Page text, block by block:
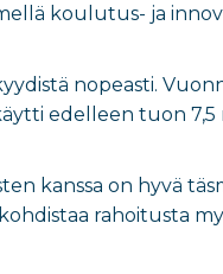
koulutus- ja
nopeasti.
edelleen tuon
kanssa on hyvä
rahoitusta